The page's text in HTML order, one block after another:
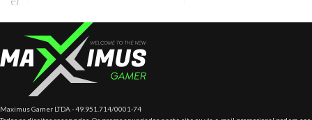
Case ITX – Placa-mãe
STREAK V1 PT Cor: Preto
Maximus Gamer LTDA - 49.951.714/0001-74